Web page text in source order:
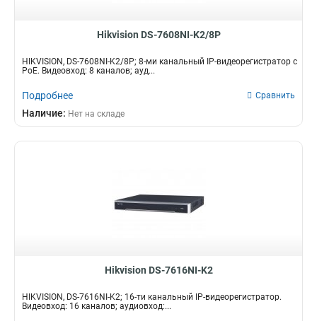
Hikvision DS-7608NI-K2/8P
HIKVISION, DS-7608NI-K2/8P; 8-ми канальный IP-видеорегистратор с
PoE. Видеовход: 8 каналов; ауд...
Подробнее Сравнить
Наличие: Нет на складе
Hikvision DS-7616NI-K2
HIKVISION, DS-7616NI-K2; 16-ти канальный IP-видеорегистратор.
Видеовход: 16 каналов; аудиовход:...